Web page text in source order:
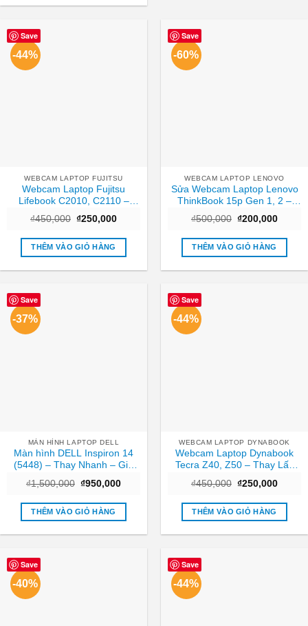
Save
-44%
WEBCAM LAPTOP FUJITSU
Webcam Laptop Fujitsu
Lifebook C2010, C2110 –
Thay Nhanh TPHCM
₫450,000 Giá
là:
₫450,000.
₫250,000Giá
tại
₫250,000.
THÊM VÀO GIỎ HÀNG
Save
-60%
WEBCAM LAPTOP LENOVO
Sửa Webcam Laptop Lenovo
ThinkBook 15p Gen 1, 2 –
Trung tâm sửa nhanh TPHCM
| Giá rẻ
₫500,000 Giá
là:
₫500,000.
₫200,000Giá
tại
THÊM VÀO GIỎ HÀNG
Save
-37%
MÀN HÌNH LAPTOP DELL
Màn hình DELL Inspiron 14
(5448) – Thay Nhanh – Giá
₫1,500,000 Giá
là:
₫1,500,000.
₫950,000Giá
tại
₫950,000.
THÊM VÀO GIỎ HÀNG
Save
-44%
WEBCAM LAPTOP DYNABOOK
Webcam Laptop Dynabook
Tecra Z40, Z50 – Thay Lấy
₫450,000 Giá
là:
₫450,000.
₫250,000Giá
tại
THÊM VÀO GIỎ HÀNG
Save
-40%
Save
-44%